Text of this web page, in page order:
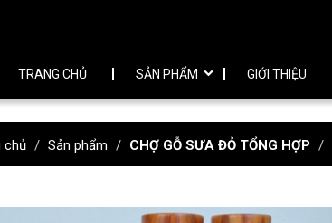
TRANG CHỦ SẢN PHẨM GIỚI THIỆU
chủ Sản phẩm CHỢ GỖ SƯA ĐỎ TỔNG HỢP